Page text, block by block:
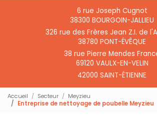
6 rue Joseph Cugnot
38300 BOURGOIN-JALLIEU
326 rue des Frères Jean Z.I. de
38780 PONT-ÉVÊQUE
38 rue Pierre Mendes
69120 VAULX-EN-VELIN
42000 SAINT-ÉTIENNE
Accueil Secteur
Meyzieu
Entreprise de nettoyage de poubelle Meyzieu